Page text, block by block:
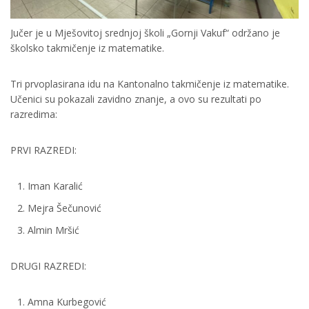
Jučer je u Mješovitoj srednjoj školi „Gornji Vakuf“ održano je
školsko takmičenje iz matematike.
Tri prvoplasirana idu na Kantonalno takmičenje iz matematike.
Učenici su pokazali zavidno znanje, a ovo su rezultati po
razredima:
PRVI RAZREDI:
Iman Karalić
Mejra Šečunović
Almin Mršić
DRUGI RAZREDI:
Amna Kurbegović